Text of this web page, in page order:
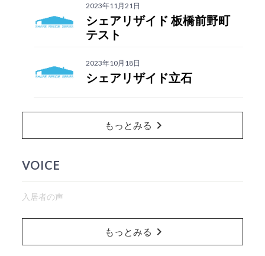
2023年11月21日
シェアリザイド 板橋前野町
テスト
2023年10月18日
シェアリザイド立石
もっとみる chevron_right
VOICE
入居者の声
もっとみる chevron_right